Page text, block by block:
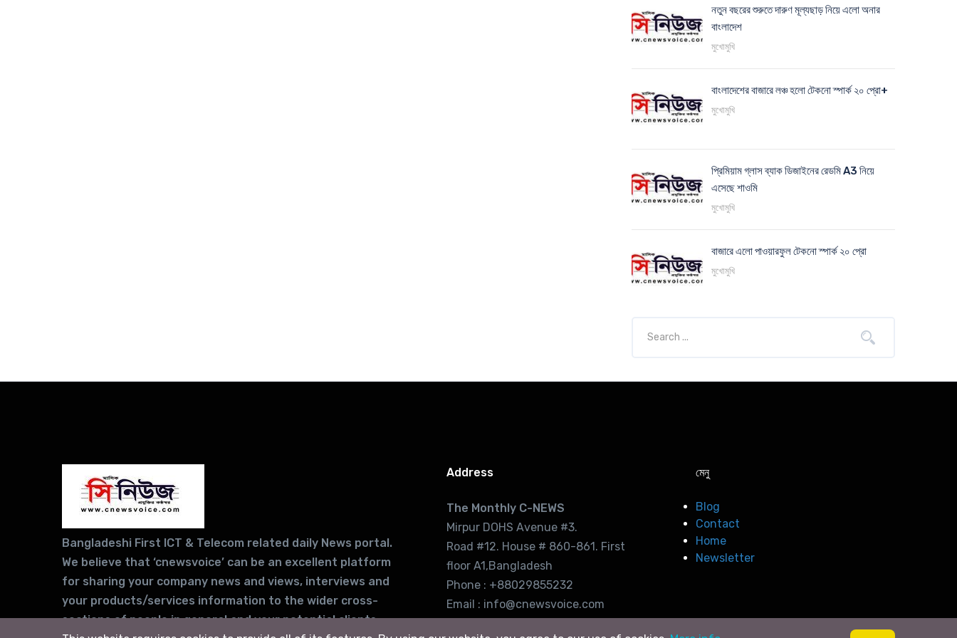
নতুন বছরের শুরুতে দারুণ মূল্যছাড় নিয়ে এলো অনার
বাংলাদেশ
মুখোমুখি
বাংলাদেশের বাজারে লঞ্চ হলো টেকনো স্পার্ক ২০ প্রো+
মুখোমুখি
প্রিমিয়াম গ্লাস ব্যাক ডিজাইনের রেডমি A3 নিয়ে
এসেছে শাওমি
মুখোমুখি
বাজারে এলো পাওয়ারফুল টেকনো স্পার্ক ২০ প্রো
মুখোমুখি
Bangladeshi First ICT & Telecom related daily News portal.
We believe that ‘cnewsvoice’ can be an excellent platform
for sharing your company news and views, interviews and
your products/services information to the wider cross-
sections of people in general and your potential clients
Address
The Monthly C-NEWS
Mirpur DOHS Avenue #3.
Road #12. House # 860-861. First
floor A1,Bangladesh
Phone : +88029855232
Email : info@cnewsvoice.com
মেনু
Blog
Contact
Home
Newsletter